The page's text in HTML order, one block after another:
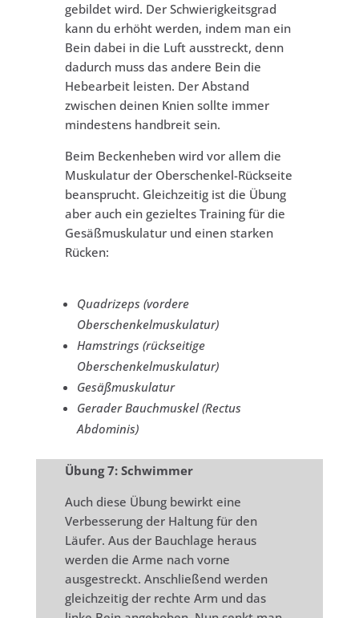
gebildet wird. Der Schwierigkeitsgrad
kann du erhöht werden, indem man ein
Bein dabei in die Luft ausstreckt, denn
dadurch muss das andere Bein die
Hebearbeit leisten. Der Abstand
zwischen deinen Knien sollte immer
mindestens handbreit sein.
Beim Beckenheben wird vor allem die
Muskulatur der Oberschenkel-Rückseite
beansprucht. Gleichzeitig ist die Übung
aber auch ein gezieltes Training für die
Gesäßmuskulatur und einen starken
Rücken:
Quadrizeps (vordere
Oberschenkelmuskulatur)
Hamstrings (rückseitige
Oberschenkelmuskulatur)
Gesäßmuskulatur
Gerader Bauchmuskel (Rectus
Abdominis)
Übung 7: Schwimmer
Auch diese Übung bewirkt eine
Verbesserung der Haltung für den
Läufer. Aus der Bauchlage heraus
werden die Arme nach vorne
ausgestreckt. Anschließend werden
gleichzeitig der rechte Arm und das